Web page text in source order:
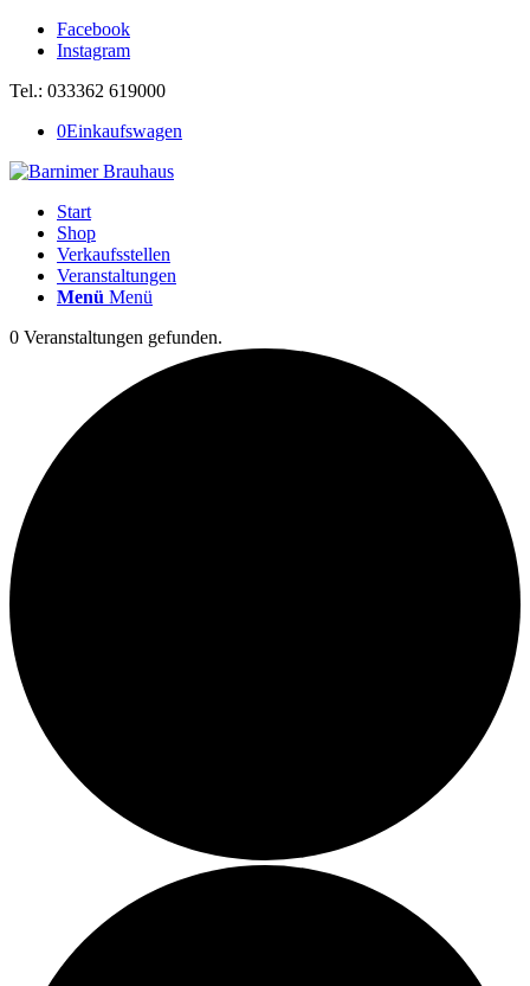
Facebook
Instagram
Tel.: 033362 619000
0Einkaufswagen
Start
Shop
Verkaufsstellen
Veranstaltungen
Menü Menü
0 Veranstaltungen gefunden.